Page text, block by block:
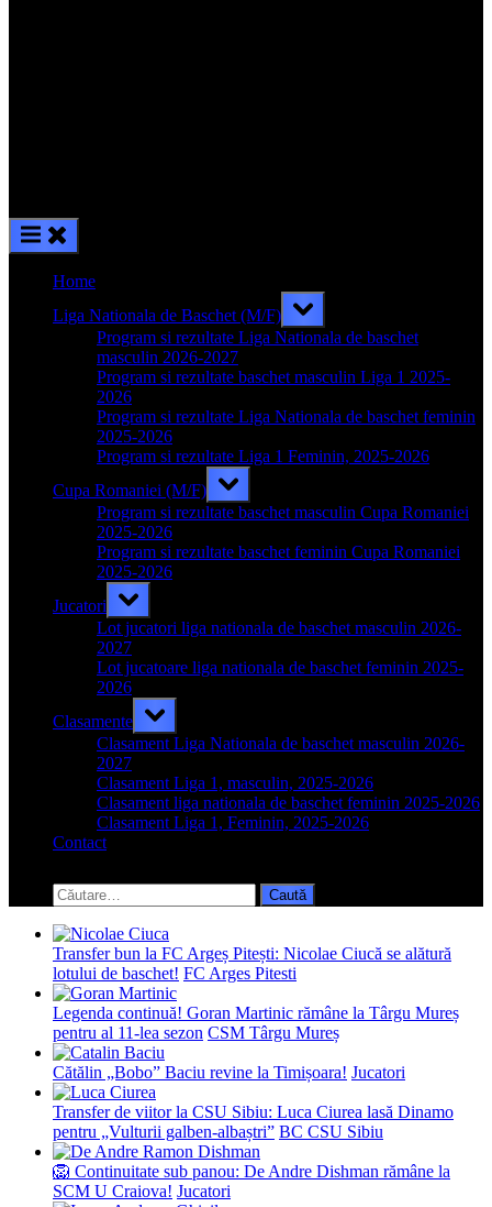
Home
Liga Nationala de Baschet (M/F)
Toggle
sub-
menu
Program si rezultate Liga Nationala de baschet
masculin 2026-2027
Program si rezultate baschet masculin Liga 1 2025-
2026
Program si rezultate Liga Nationala de baschet feminin
2025-2026
Program si rezultate Liga 1 Feminin, 2025-2026
Cupa Romaniei (M/F)
Toggle
sub-
menu
Program si rezultate baschet masculin Cupa Romaniei
2025-2026
Program si rezultate baschet feminin Cupa Romaniei
2025-2026
Jucatori
Toggle
sub-
menu
Lot jucatori liga nationala de baschet masculin 2026-
2027
Lot jucatoare liga nationala de baschet feminin 2025-
2026
Clasamente
Toggle
sub-
menu
Clasament Liga Nationala de baschet masculin 2026-
2027
Clasament Liga 1, masculin, 2025-2026
Clasament liga nationala de baschet feminin 2025-2026
Clasament Liga 1, Feminin, 2025-2026
Contact
search
form
Caută
după:
Transfer bun la FC Argeș Pitești: Nicolae Ciucă se alătură
lotului de baschet! FC Arges Pitesti
Legenda continuă! Goran Martinic rămâne la Târgu Mureș
pentru al 11-lea sezon CSM Târgu Mureș
Cătălin „Bobo” Baciu revine la Timișoara! Jucatori
Transfer de viitor la CSU Sibiu: Luca Ciurea lasă Dinamo
pentru „Vulturii galben-albaștri” BC CSU Sibiu
🦁 Continuitate sub panou: De Andre Dishman rămâne la
SCM U Craiova! Jucatori